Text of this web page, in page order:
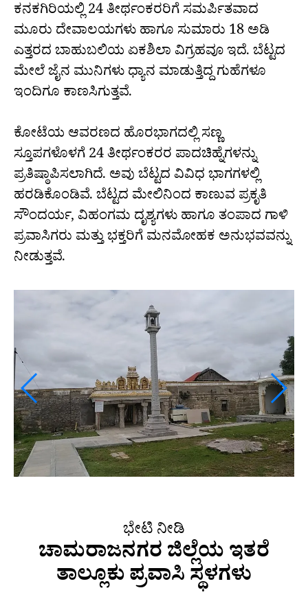
ಕನಕಗಿರಿಯಲ್ಲಿ 24 ತೀರ್ಥಂಕರರಿಗೆ ಸಮರ್ಪಿತವಾದ
ಮೂರು ದೇವಾಲಯಗಳು ಹಾಗೂ ಸುಮಾರು 18 ಅಡಿ
ಎತ್ತರದ ಬಾಹುಬಲಿಯ ಏಕಶಿಲಾ ವಿಗ್ರಹವೂ ಇದೆ. ಬೆಟ್ಟದ
ಮೇಲೆ ಜೈನ ಮುನಿಗಳು ಧ್ಯಾನ ಮಾಡುತ್ತಿದ್ದ ಗುಹೆಗಳೂ
ಇಂದಿಗೂ ಕಾಣಸಿಗುತ್ತವೆ.
ಕೋಟೆಯ ಆವರಣದ ಹೊರಭಾಗದಲ್ಲಿ ಸಣ್ಣ
ಸ್ತೂಪಗಳೊಳಗೆ 24 ತೀರ್ಥಂಕರರ ಪಾದಚಿಹ್ನೆಗಳನ್ನು
ಪ್ರತಿಷ್ಠಾಪಿಸಲಾಗಿದೆ. ಅವು ಬೆಟ್ಟದ ವಿವಿಧ ಭಾಗಗಳಲ್ಲಿ
ಹರಡಿಕೊಂಡಿವೆ. ಬೆಟ್ಟದ ಮೇಲಿನಿಂದ ಕಾಣುವ ಪ್ರಕೃತಿ
ಸೌಂದರ್ಯ, ವಿಹಂಗಮ ದೃಶ್ಯಗಳು ಹಾಗೂ ತಂಪಾದ ಗಾಳಿ
ಪ್ರವಾಸಿಗರು ಮತ್ತು ಭಕ್ತರಿಗೆ ಮನಮೋಹಕ ಅನುಭವವನ್ನು
ನೀಡುತ್ತವೆ.
ಭೇಟಿ ನೀಡಿ
ಚಾಮರಾಜನಗರ ಜಿಲ್ಲೆಯ ಇತರೆ
ತಾಲ್ಲೂಕು ಪ್ರವಾಸಿ ಸ್ಥಳಗಳು